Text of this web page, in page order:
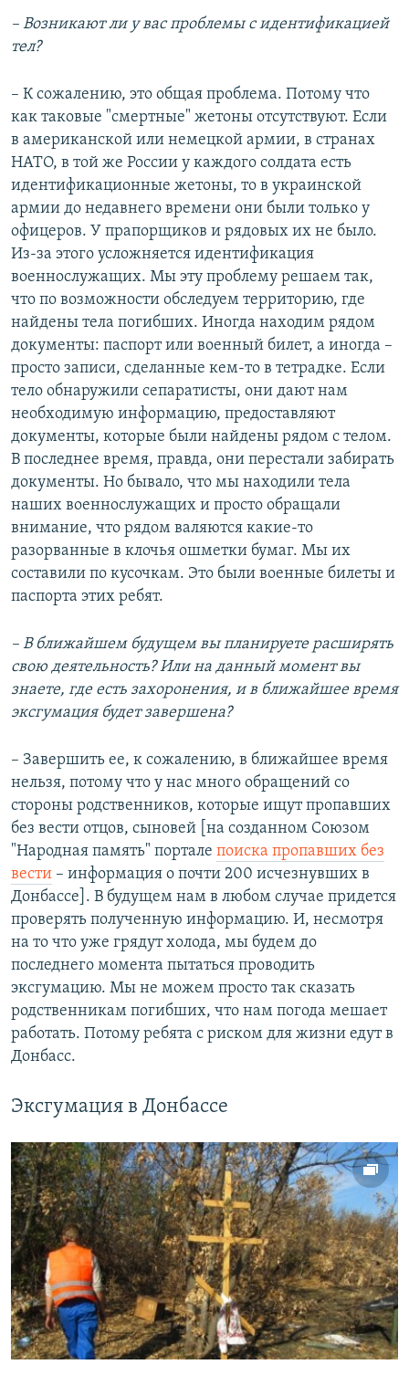
– Возникают ли у вас проблемы с идентификацией
тел?
– К сожалению, это общая проблема. Потому что
как таковые "смертные" жетоны отсутствуют. Если
в американской или немецкой армии, в странах
НАТО, в той же России у каждого солдата есть
идентификационные жетоны, то в украинской
армии до недавнего времени они были только у
офицеров. У прапорщиков и рядовых их не было.
Из-за этого усложняется идентификация
военнослужащих. Мы эту проблему решаем так,
что по возможности обследуем территорию, где
найдены тела погибших. Иногда находим рядом
документы: паспорт или военный билет, а иногда –
просто записи, сделанные кем-то в тетрадке. Если
тело обнаружили сепаратисты, они дают нам
необходимую информацию, предоставляют
документы, которые были найдены рядом с телом.
В последнее время, правда, они перестали забирать
документы. Но бывало, что мы находили тела
наших военнослужащих и просто обращали
внимание, что рядом валяются какие-то
разорванные в клочья ошметки бумаг. Мы их
составили по кусочкам. Это были военные билеты и
паспорта этих ребят.
– В ближайшем будущем вы планируете расширять
свою деятельность? Или на данный момент вы
знаете, где есть захоронения, и в ближайшее время
эксгумация будет завершена?
– Завершить ее, к сожалению, в ближайшее время
нельзя, потому что у нас много обращений со
стороны родственников, которые ищут пропавших
без вести отцов, сыновей [на созданном Союзом
"Народная память" портале поиска пропавших без
вести – информация о почти 200 исчезнувших в
Донбассе]. В будущем нам в любом случае придется
проверять полученную информацию. И, несмотря
на то что уже грядут холода, мы будем до
последнего момента пытаться проводить
эксгумацию. Мы не можем просто так сказать
родственникам погибших, что нам погода мешает
работать. Потому ребята с риском для жизни едут в
Донбасс.
Эксгумация в Донбассе